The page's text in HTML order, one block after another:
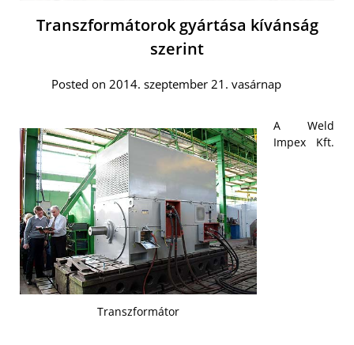
Transzformátorok gyártása kívánság
szerint
Posted on 2014. szeptember 21. vasárnap
Transzformátor
A Weld
Impex Kft.